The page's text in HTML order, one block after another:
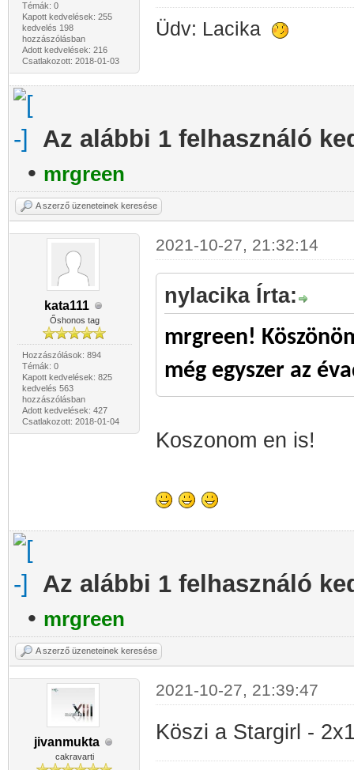
Témák: 0
Kapott kedvelések: 255
kedvelés 198
hozzászólásban
Adott kedvelések: 216
Csatlakozott: 2018-01-03
Üdv: Lacika
Az alábbi 1 felhasználó
• mrgreen
A szerző üzeneteinek keresése
kata111
Őshonos tag
Hozzászólások: 894
Témák: 0
Kapott kedvelések: 825
kedvelés 563
hozzászólásban
Adott kedvelések: 427
Csatlakozott: 2018-01-04
2021-10-27, 21:32:14
nylacika Írta:
mrgreen!
még egyszer az
Koszonom en is!
Az alábbi 1 felhasználó
• mrgreen
A szerző üzeneteinek keresése
jivanmukta
cakravarti
2021-10-27, 21:39:47
Köszi a Stargirl -